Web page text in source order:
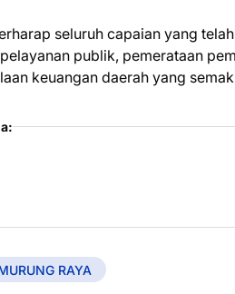
seluruh capaian yang
publik, pemerataan
keuangan daerah yang
RAYA